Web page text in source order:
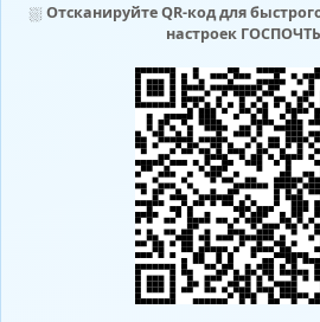
⛆ Отсканируйте QR-код для
настроек